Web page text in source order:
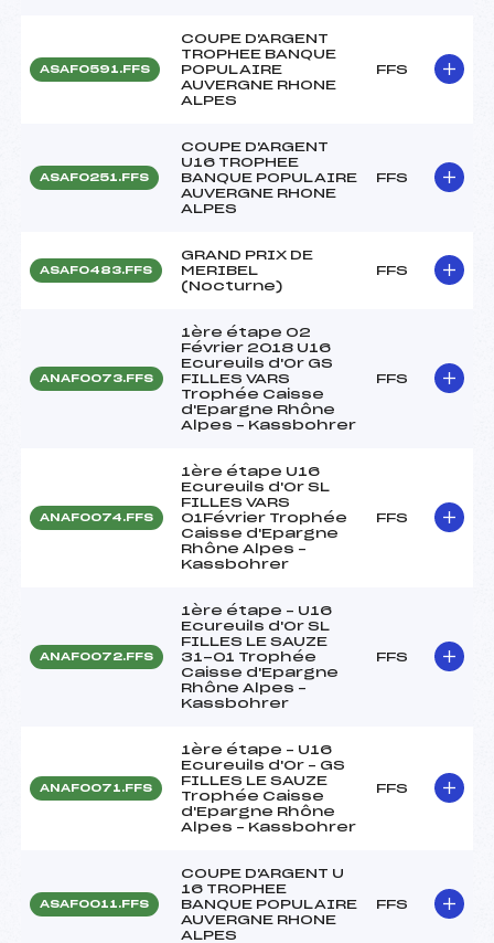
ASAF0591.FFS
COUPE D'ARGENT
TROPHEE BANQUE
POPULAIRE
AUVERGNE RHONE
ALPES
FFS
ASAF0251.FFS
COUPE D'ARGENT
U16 TROPHEE
BANQUE POPULAIRE
AUVERGNE RHONE
ALPES
FFS
ASAF0483.FFS
GRAND PRIX DE
MERIBEL
(Nocturne)
FFS
ANAF0073.FFS
1ère étape 02
Février 2018 U16
Ecureuils d'Or GS
FILLES VARS
Trophée Caisse
d'Epargne Rhône
Alpes – Kassbohrer
FFS
ANAF0074.FFS
1ère étape U16
Ecureuils d'Or SL
FILLES VARS
01Février Trophée
Caisse d'Epargne
Rhône Alpes –
Kassbohrer
FFS
ANAF0072.FFS
1ère étape – U16
Ecureuils d'Or SL
FILLES LE SAUZE
31-01 Trophée
Caisse d'Epargne
Rhône Alpes –
Kassbohrer
FFS
ANAF0071.FFS
1ère étape – U16
Ecureuils d'Or – GS
FILLES LE SAUZE
Trophée Caisse
d'Epargne Rhône
Alpes – Kassbohrer
FFS
ASAF0011.FFS
COUPE D'ARGENT U
16 TROPHEE
BANQUE POPULAIRE
AUVERGNE RHONE
ALPES
FFS